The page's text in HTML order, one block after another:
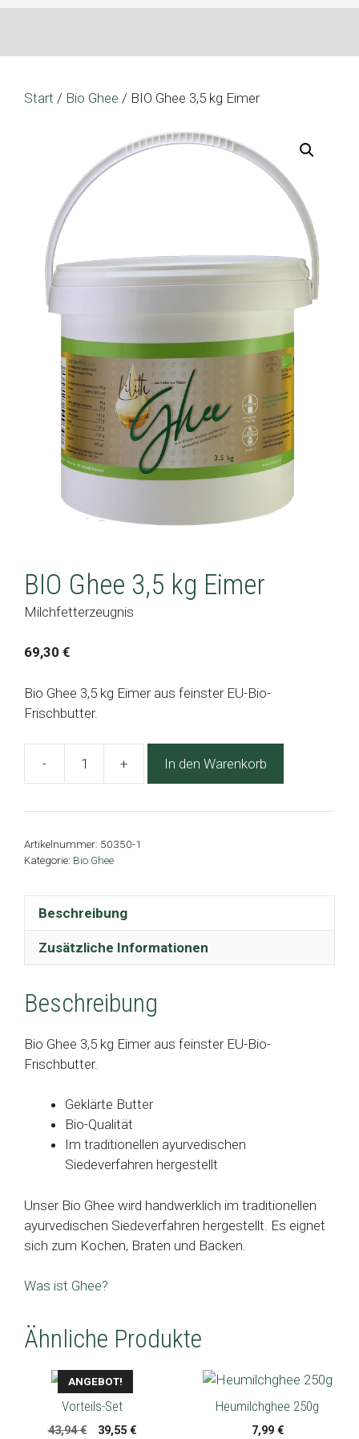
Start / Bio Ghee / BIO Ghee 3,5 kg Eimer
BIO Ghee 3,5 kg Eimer
Milchfetterzeugnis
69,30 €
Bio Ghee 3,5 kg Eimer aus feinster EU-Bio-
Frischbutter.
-
3,5
+ In den Warenkorb
Artikelnummer: 50350-1
Kategorie: Bio Ghee
Beschreibung
Zusätzliche Informationen
Beschreibung
Bio Ghee 3,5 kg Eimer aus feinster EU-Bio-
Frischbutter.
Geklärte Butter
Bio-Qualität
Im traditionellen ayurvedischen
Siedeverfahren hergestellt
Unser Bio Ghee wird handwerklich im traditionellen
ayurvedischen Siedeverfahren hergestellt. Es eignet
sich zum Kochen, Braten und Backen.
Was ist Ghee?
Ähnliche Produkte
ANGEBOT!
Vorteils-Set
43,94€ Ursprünglicher
39,55 €Aktueller
Heumilchghee 250g
7,99 €